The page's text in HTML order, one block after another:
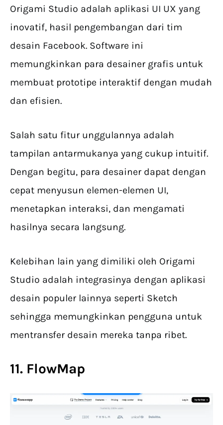
Origami Studio adalah aplikasi UI UX yang
inovatif, hasil pengembangan dari tim
desain Facebook. Software ini
memungkinkan para desainer grafis untuk
membuat prototipe interaktif dengan mudah
dan efisien.
Salah satu fitur unggulannya adalah
tampilan antarmukanya yang cukup intuitif.
Dengan begitu, para desainer dapat dengan
cepat menyusun elemen-elemen UI,
menetapkan interaksi, dan mengamati
hasilnya secara langsung.
Kelebihan lain yang dimiliki oleh Origami
Studio adalah integrasinya dengan aplikasi
desain populer lainnya seperti Sketch
sehingga memungkinkan pengguna untuk
mentransfer desain mereka tanpa ribet.
11. FlowMap